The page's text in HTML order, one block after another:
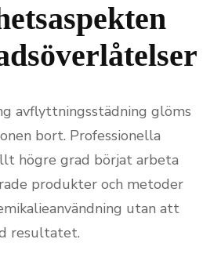
avflyttningsstädning glöms
bort. Professionella
högre grad börjat arbeta
produkter och metoder
utan att
resultatet.